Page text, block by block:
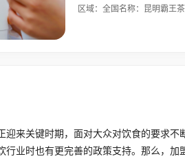
区域：全国名称：昆明霸王
迎来关键时期，面对大众对饮食的要求不
行业时也有更完善的政策支持。那么，